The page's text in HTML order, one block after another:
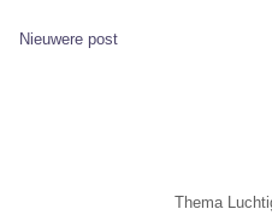
Nieuwere post
Thema